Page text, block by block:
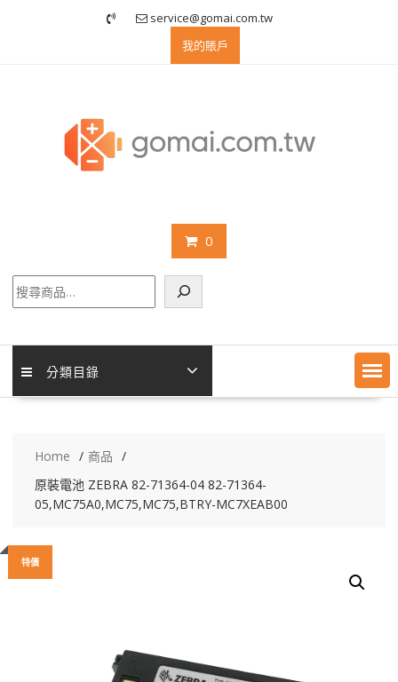
service@gomai.com.tw
我的賬戶
0
尋
分類目錄
Home
商品
原裝電池 ZEBRA 82-71364-04 82-71364-
05,MC75A0,MC75,MC75,BTRY-MC7XEAB00
特價